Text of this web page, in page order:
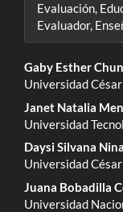
Evaluación,
Evaluador,
principal
del
artículo
Gaby Esther
Universidad
Janet Natalia
Universidad
Daysi Silvana
Universidad
Juana Bobadilla
Universidad